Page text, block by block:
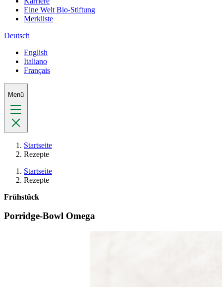
Eine Welt Bio-Stiftung
Merkliste
Deutsch
English
Italiano
Français
Menü
Startseite
Rezepte
Startseite
Rezepte
Frühstück
Porridge-Bowl Omega